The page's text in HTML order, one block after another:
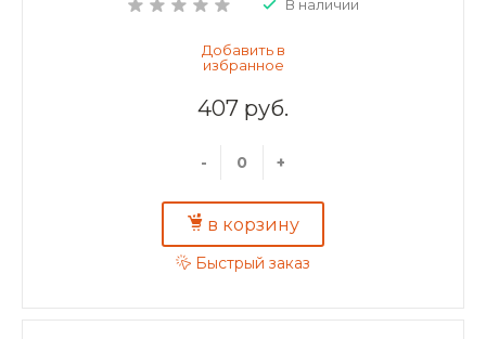
В наличии
407 руб.
- +
в корзину
Быстрый заказ